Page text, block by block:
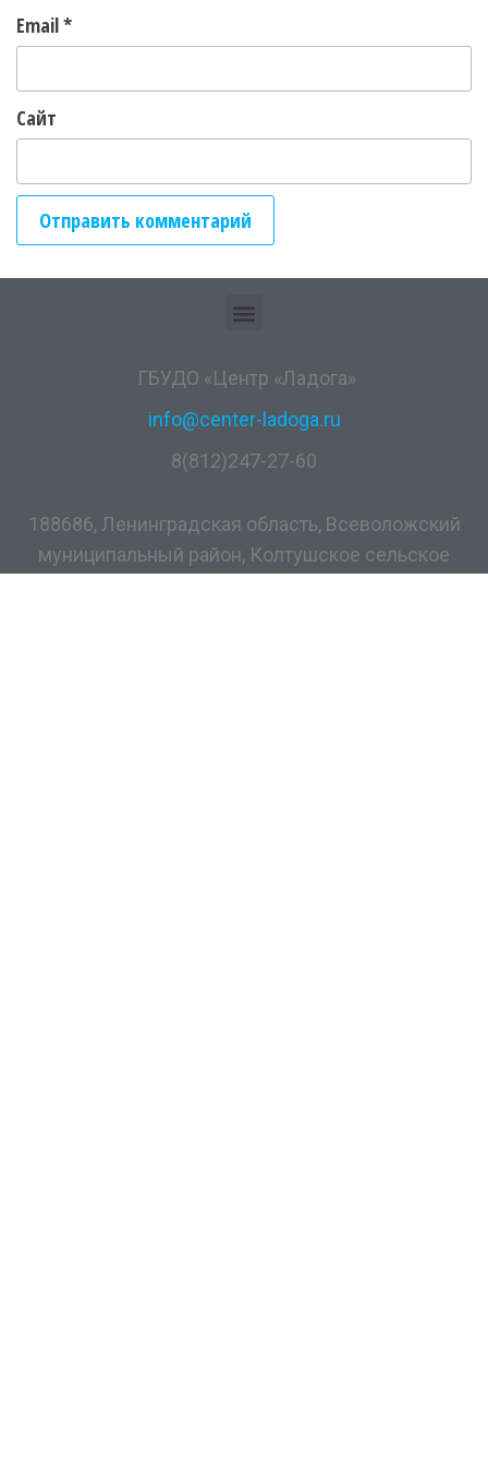
Email*
Сайт
ГБУДО «Центр «Ладога»
info@center-ladoga.ru
8(812)247-27-60
188686, Ленинградская область, Всеволожский
муниципальный район, Колтушское сельское